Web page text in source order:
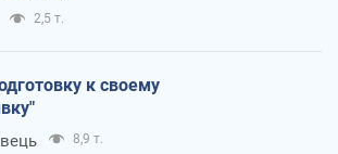
2,5 т.
к своему
8,9 т.